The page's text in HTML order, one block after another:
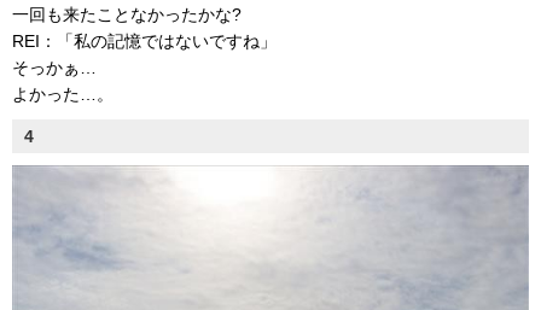
一回も来たことなかったかな?
REI：「私の記憶ではないですね」
そっかぁ…
よかった…。
4